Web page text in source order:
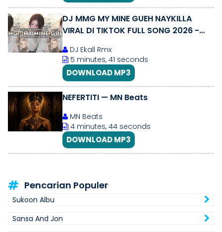
DJ MMG MY MINE GUEH NAYKILLA
VIRAL DI TIKTOK FULL SONG 2026 -
DJ Ekall Rmx
5 minutes, 41 seconds
DOWNLOAD MP3
NEFERTITI — MN Beats
MN Beats
4 minutes, 44 seconds
DOWNLOAD MP3
Pencarian Populer
Sukoon Albu
Sansa And Jon